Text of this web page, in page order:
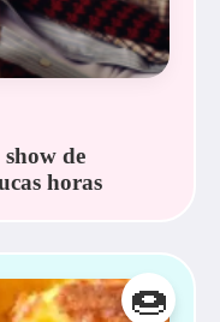
show de
horas
🍩